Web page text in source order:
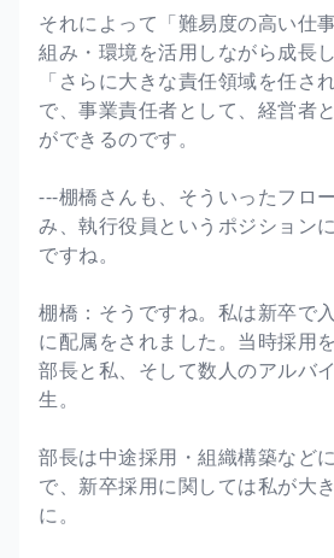
それによって「難易度の高い仕
組み・環境を活用しながら成長
「さらに大きな責任領域を任さ
で、事業責任者として、経営者
ができるのです。
---棚橋さんも、そういったフロ
み、執行役員というポジション
ですね。
棚橋：そうですね。私は新卒で
に配属をされました。当時採用
部長と私、そして数人のアルバ
生。
部長は中途採用・組織構築など
で、新卒採用に関しては私が大
に。